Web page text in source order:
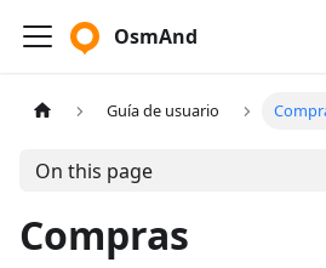
OsmAnd
Guía de usuario
On this page
Compras